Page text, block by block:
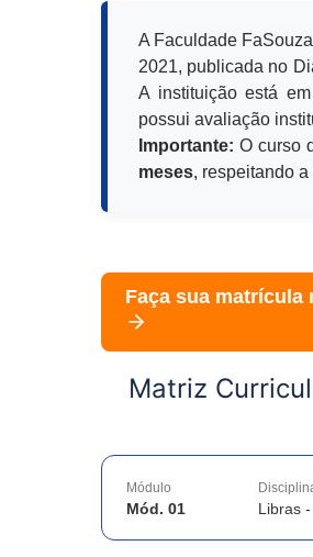
A Faculdade
2021, publicada no
A instituição está
possui avaliação
Importante: O curso
meses, respeitando
Faça sua matrícula
Matriz
Módulo
Mód. 01 Libras